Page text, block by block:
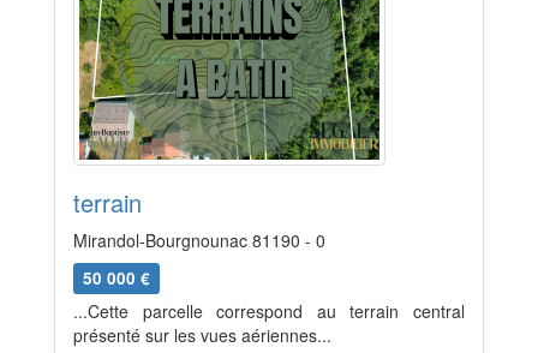
terrain
Mirandol-Bourgnounac 81190 - 0
50 000 €
...Cette parcelle correspond au terrain central
présenté sur les vues aériennes...